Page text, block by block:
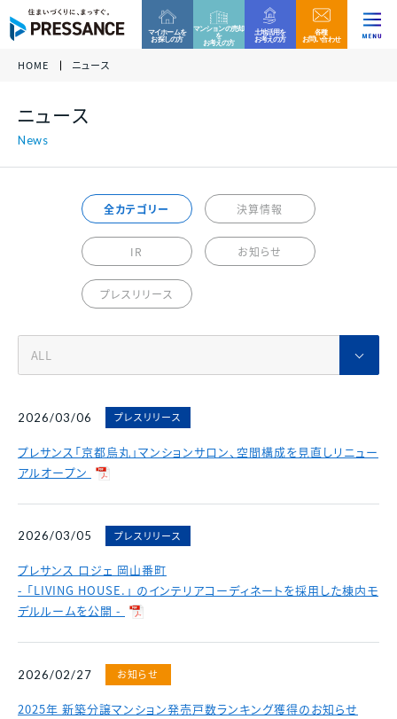
マイホームを
お探しの方
マンションの売却
を
お考えの方
土地活用を
お考えの方
各種
お問い合わせ
プレサンスロジェ
新築一戸建て
せ・ご質問などはお気軽にご連絡ください。
プレサンスアージュ
プレサンスNEXT
その他区分マンション
わせ・ご質問などはお気軽にご連絡ください。
プレサンスホームデザイン
万一、問題のある勧誘行為を確認された際は、お客
0120-99-4470
受付時間 / 9:30 - 18:30 当社休日除く
ご相談フォーム
各種資料請求
各種資料請求、購入、資産運用に関するお問い合わ
せ・ご質問などはお気軽にご連絡ください。
資料請求
各種お問い合わせ
0120-86-1650
受付時間 / 9:30 - 18:30
経営理念
会社概要 /
アクセス
組織図
ニュース
ファミリーマンション 戸建て住宅
中古マンション
マンスリー
マンション
分譲実績
賃貸管理
サステナビリティ
財務諸表 決算短信
決算ハイライト
免責事項
採用情報
2023年
2024年
40.8％
スポンサーシップ
HOME ニュース
ニュース
全カテゴリー 決算情報
IR お知らせ
プレスリリース
2026/03/06 プレスリリース
プレサンス「京都烏丸」マンションサロン、空間構成を見直しリニュー
アルオープン
2026/03/05 プレスリリース
プレサンス ロジェ 岡山番町
- 「LIVING HOUSE.」 のインテリアコーディネートを採用した棟内モ
デルルームを公開 -
2026/02/27 お知らせ
2025年 新築分譲マンション発売戸数ランキング獲得のお知らせ